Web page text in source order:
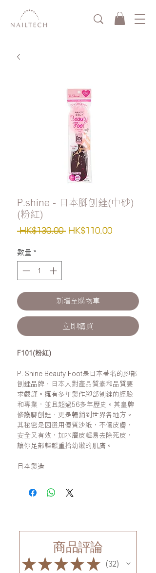
P.shine - 日本腳刨銼(中砂)
(粉紅)
HK$130.00 一
HK$110.00促
數量 *
新增至購物車
立即購買
F101(粉紅)
P. Shine Beauty Foot是日本著名的腳部
刨銼品牌，日本人對產品質素和品質要
求嚴謹。擁有多年製作腳部刨銼的經驗
和專業，並且超過56多年歷史。其皇牌
修護腳刨銼，更是暢銷到世界各地方。
其秘密是因選用優質沙紙，不傷皮膚，
安全又有效，加水磨皮輕易去除死皮，
讓你足部輕鬆重拾幼嫩的肌膚。
日本製造
商品評論
★★★★★ 32
32